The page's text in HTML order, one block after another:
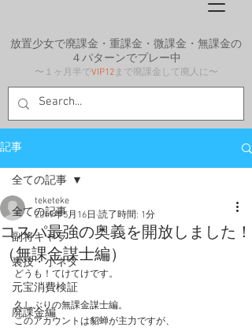
放置少女で廃課金・重課金・微課金・無課金の
４パターンでプレー中
〜１ヶ月半でVIP12まで廃課金して廃人に〜
記事
全ての記事
副将キャラ
裏技・小ネタ
元宝消費検証
廃課金編
全ての記事
コスパ最強の奥義を開放しました！
（無課金謀士編）
teketeke
2019年5月16日 読了時間: 1分
どうも！てけてけです。
久しぶりの無課金謀士編。
このアカウントは貂蝉が主力ですが、